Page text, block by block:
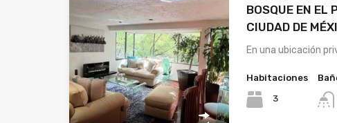
BOSQUE EN EL
CIUDAD DE
En una ubicación
Habitaciones
3